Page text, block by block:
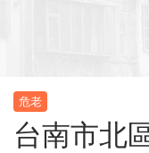
危老
台南市北